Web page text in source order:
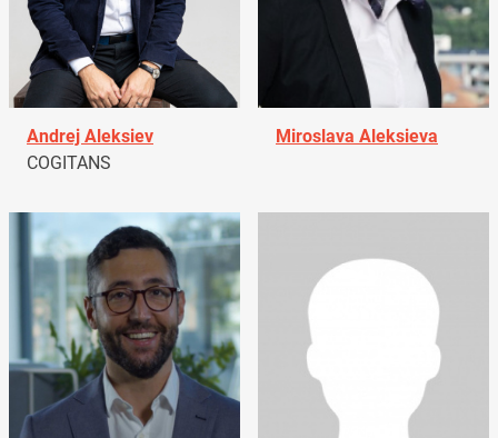
Andrej Aleksiev
COGITANS
Miroslava Aleksieva